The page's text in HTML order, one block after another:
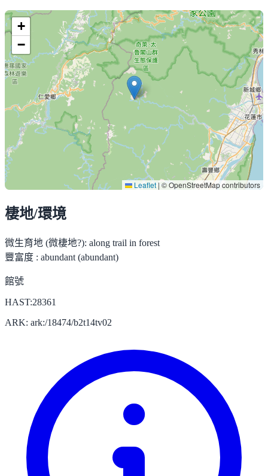
+
−
Leaflet | © OpenStreetMap contributors
棲地/環境
微生育地 (微棲地?): along trail in forest
豐富度 : abundant (abundant)
館號
HAST:28361
ARK: ark:/18474/b2t14tv02